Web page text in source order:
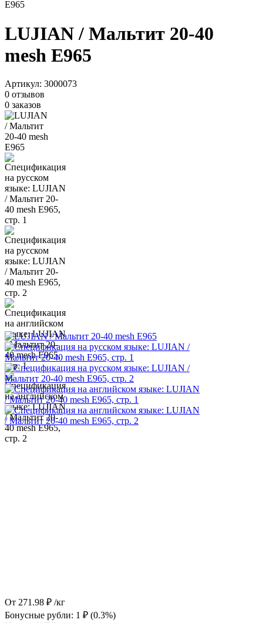
E965
LUJIAN / Мальтит 20-40
mesh E965
Артикул: 3000073
0 отзывов
0 заказов
От 271.98 ₽ /кг
Бонусные рубли: 1 ₽ (0.3%)